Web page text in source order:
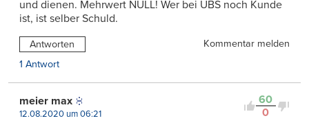
und dienen. Mehrwert NULL! Wer bei UBS noch Kunde
ist, ist selber Schuld.
Antworten
Kommentar melden
1 Antwort
60
0
meier max
12.08.2020 um 06:21